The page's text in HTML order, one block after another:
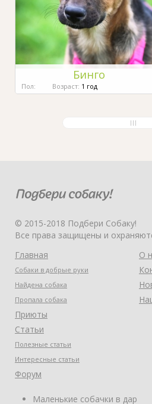
Бинго
Пол: Возраст: 1 год
© 2015-2018 Подбери Собаку!
Все права защищены и
Главная
Собаки в добрые руки
Найдена собака
Пропала собака
Приюты
Статьи
Полезные статьи
Интересные статьи
Форум
О
Маленькие собачки в дар